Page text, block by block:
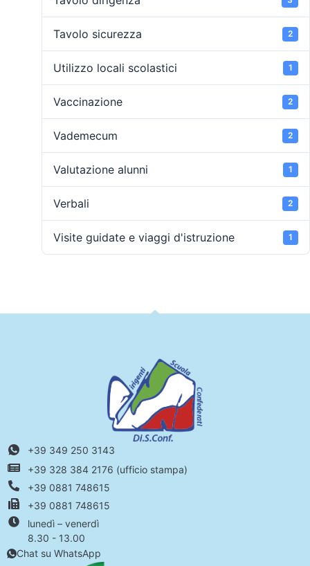
Tavolo sicurezza 2
Utilizzo locali scolastici 1
Vaccinazione 2
Vademecum 2
Valutazione alunni 1
Verbali 2
Visite guidate e viaggi d'istruzione 1
+39 349 250 3143
+39 328 384 2176 (ufficio stampa)
+39 0881 748615
+39 0881 748615
lunedì – venerdì
8.30 - 13.00
Chat su WhatsApp